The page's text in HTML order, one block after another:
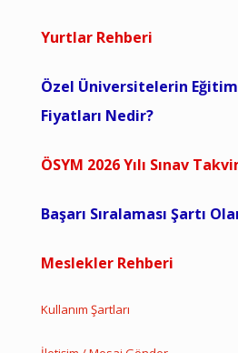
Yurtlar Rehberi
Özel Üniversitelerin
Fiyatları Nedir?
ÖSYM 2026 Yılı Sınav
Başarı Sıralaması Şartı
Meslekler Rehberi
Kullanım Şartları